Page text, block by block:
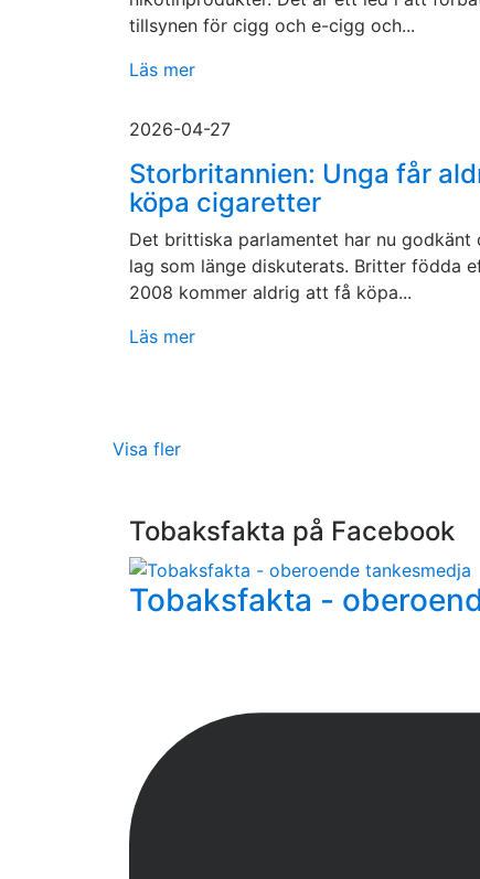
tillsynen för cigg och e-cigg och...
Läs mer
2026-04-27
Storbritannien: Unga får
köpa cigaretter
Det brittiska parlamentet har nu godkänt
lag som länge diskuterats. Britter födda
2008 kommer aldrig att få köpa...
Läs mer
Visa fler
Tobaksfakta på Facebook
Tobaksfakta -